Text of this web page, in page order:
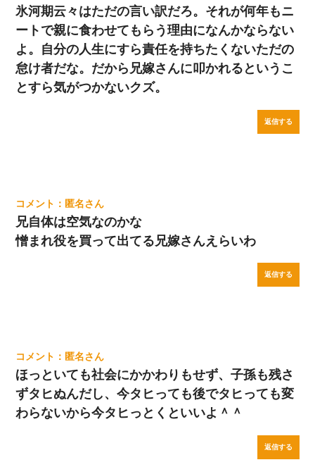
氷河期云々はただの言い訳だろ。それが何年もニ
ートで親に食わせてもらう理由になんかならない
よ。自分の人生にすら責任を持ちたくないただの
怠け者だな。だから兄嫁さんに叩かれるというこ
とすら気がつかないクズ。
返信する
匿名
兄自体は空気なのかな
憎まれ役を買って出てる兄嫁さんえらいわ
返信する
匿名
ほっといても社会にかかわりもせず、子孫も残さ
ずタヒぬんだし、今タヒっても後でタヒっても変
わらないから今タヒっとくといいよ＾＾
返信する